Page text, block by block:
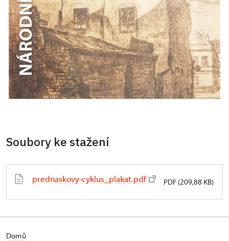
Soubory ke stažení
prednaskovy-cyklus_plakat.pdf PDF (209,88 KB)
Domů